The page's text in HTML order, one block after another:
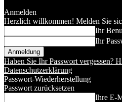
Anmelden
Herzlich willkommen! Melden Sie
Ihr
Ihr
Haben Sie Ihr Passwort vergessen?
Datenschutzerklärung
Passwort-Wiederherstellung
Passwort zurücksetzen
Ihre E-